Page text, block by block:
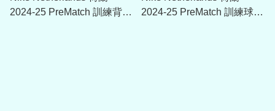
2024-25 PreMatch 訓練背心
2024-25 PreMatch 訓練球衣